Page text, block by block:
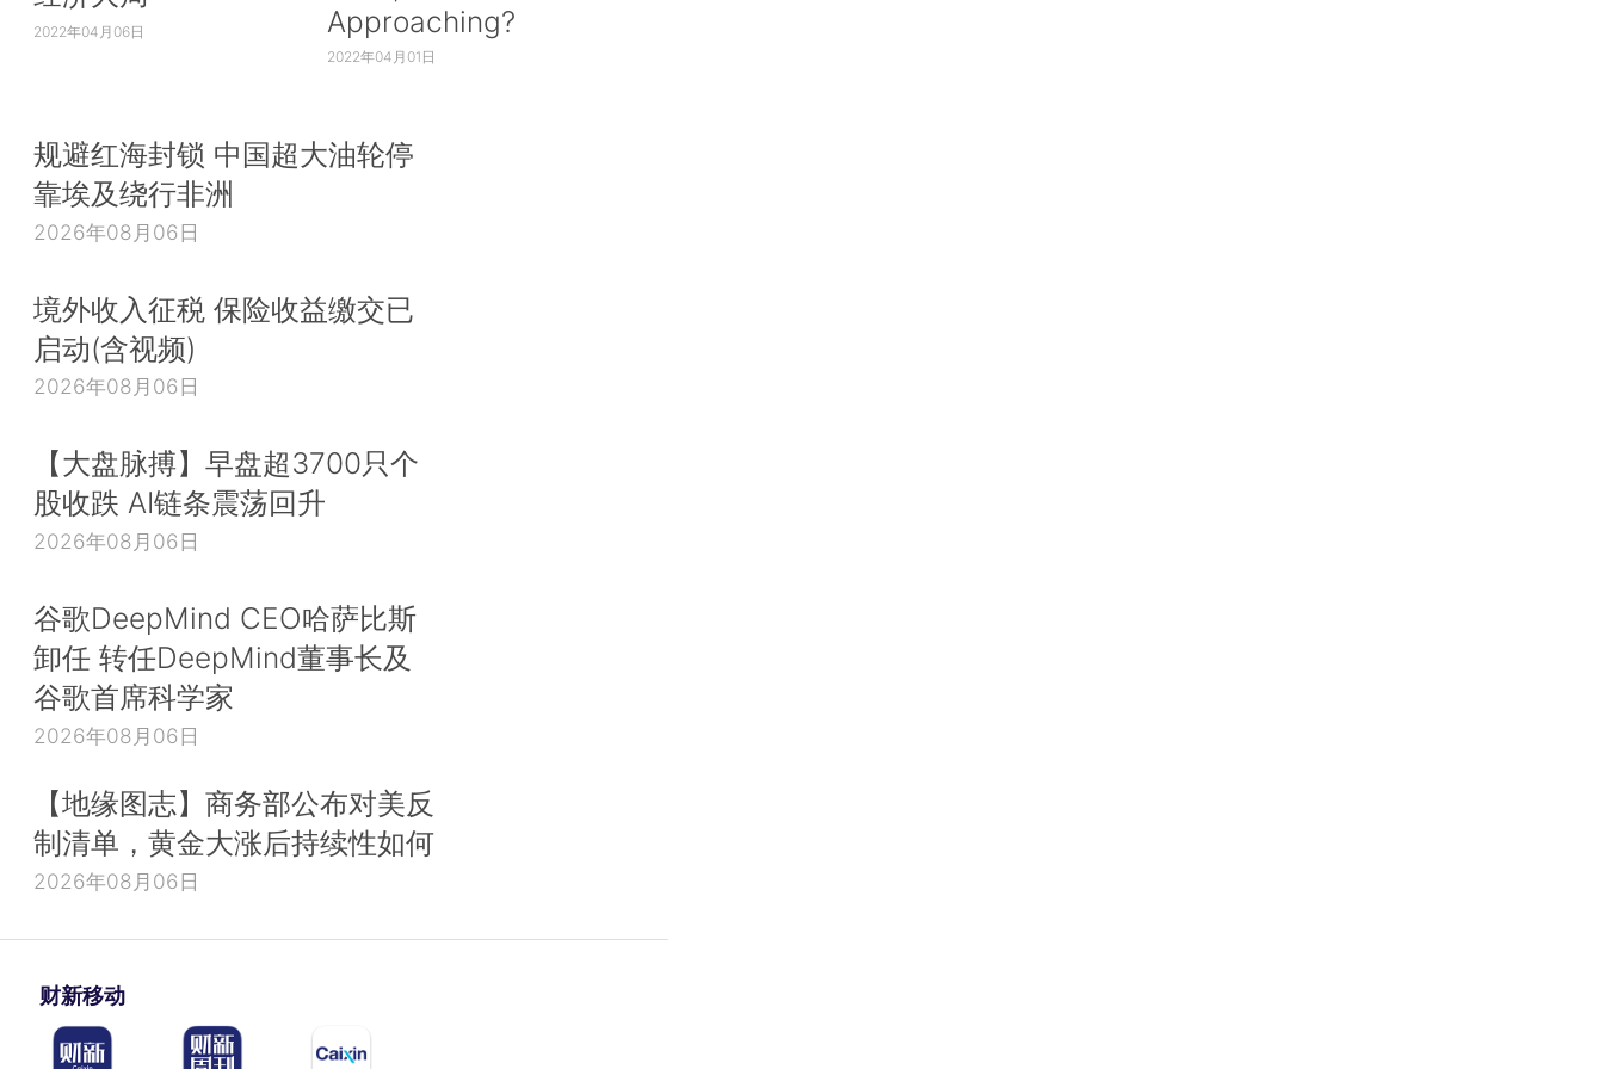
2022年04月06日
Approaching?
2022年04月01日
规避红海封锁 中国超大油轮停
靠埃及绕行非洲
2026年08月06日
境外收入征税 保险收益缴交已
启动(含视频)
2026年08月06日
【大盘脉搏】早盘超3700只个
股收跌 AI链条震荡回升
2026年08月06日
谷歌DeepMind CEO哈萨比斯
卸任 转任DeepMind董事长及
谷歌首席科学家
2026年08月06日
【地缘图志】商务部公布对美反
制清单，黄金大涨后持续性如何
2026年08月06日
财新移动